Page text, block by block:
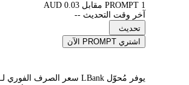
1 PROMPT مقابل 0.03 AUD
آخر وقت التحديث --
تحديث
اشتري PROMPT الآن